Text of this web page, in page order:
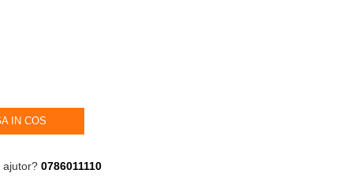
IN COS
ajutor? 0786011110